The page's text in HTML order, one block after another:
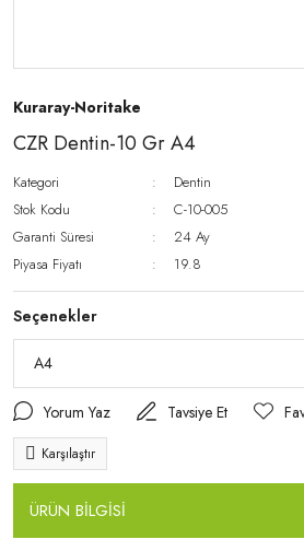
Kuraray-Noritake
CZR Dentin-10 Gr A4
Kategori
Dentin
Stok Kodu
C-10-005
Garanti Süresi
24 Ay
Piyasa Fiyatı
19.8
Seçenekler
Yorum Yaz Tavsiye Et
Karşılaştır
ÜRÜN BİLGİSİ